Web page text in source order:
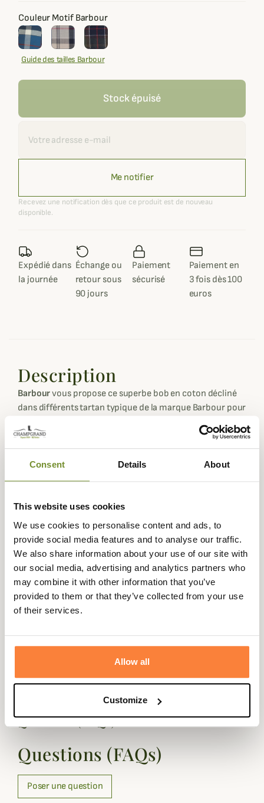
Consent Details About
This website uses cookies
We use cookies to personalise content and ads, to
provide social media features and to analyse our traffic.
We also share information about your use of our site with
our social media, advertising and analytics partners who
may combine it with other information that you’ve
provided to them or that they’ve collected from your use
of their services.
Allow all
Customize
Couleur Motif Barbour
Guide des tailles Barbour
Stock épuisé
Me notifier
Recevez une notification dès que ce produit est de nouveau
disponible.
Expédié dans
la journée
Échange ou
retour sous
90 jours
Paiement
sécurisé
Paiement en
3 fois dès 100
euros
Description
Barbourvous propose ce superbe bob en coton décliné
dans différents tartan typique de la marque Barbour pour
Ce bob est réalisé entièrement en coton de qualité avec
possède des anneaux d'aération pour laisser votre crâne
respirer.
Il est disponible en différents tours de tête pour un
avec le coloris vert olive), en tartan dress et en tartan
Fiche technique
Composition 100% Coton
Matière
Genre Femme, Homme, Mixte
Tartan
Questions (FAQs)
Questions (FAQs)
Poser une question